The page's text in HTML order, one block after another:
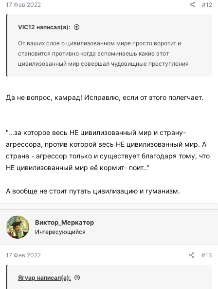
а
и
и
:
17 Фев 2022 #12
VIC12 написал(а):
От ваших слов о цивилизованном мире просто воротит и
становится противно когда вспоминаешь какие этот
цивилизованный мир совершал чудовищные преступления
Да не вопрос, камрад! Исправлю, если от этого полегчает.
"...за которое весь НЕ цивилизованный мир и страну-
агрессора, против которой весь НЕ цивилизованный мир. А
страна - агрессор только и существует благодаря тому, что
НЕ цивилизованный мир её кормит- поит.."
А вообще не стоит путать цивилизацию и гуманизм.
Виктор_Меркатор
Интересующийся
17 Фев 2022 #13
Ягуар написал(а):